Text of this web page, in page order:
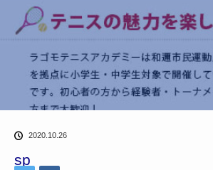
2020.10.26
sp